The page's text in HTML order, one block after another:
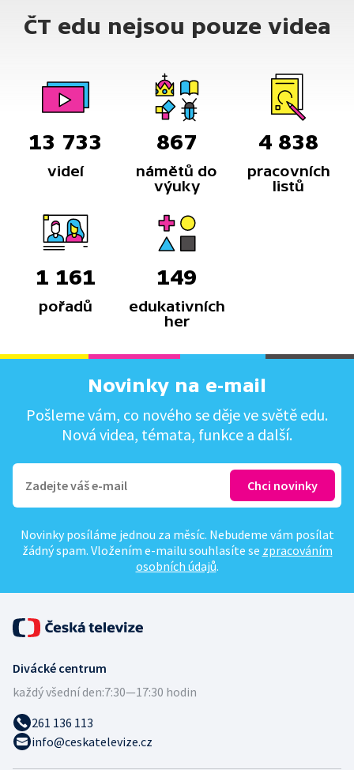
ČT edu nejsou pouze videa
13 733
videí
867
námětů do
výuky
4 838
pracovních
listů
1 161
pořadů
149
edukativních
her
Novinky na e-mail
Pošleme vám, co nového se děje ve světě edu.
Nová videa, témata, funkce a další.
Novinky posíláme jednou za měsíc. Nebudeme vám posílat
žádný spam. Vložením e-mailu souhlasíte se zpracováním
osobních údajů.